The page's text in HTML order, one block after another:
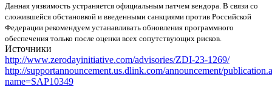
Данная уязвимость устраняется официальным патчем вендора. В связи со
сложившейся обстановкой и введенными санкциями против Российской
Федерации рекомендуем устанавливать обновления программного
обеспечения только после оценки всех сопутствующих рисков.
Источники
http://www.zerodayinitiative.com/advisories/ZDI-23-1269/
http://supportannouncement.us.dlink.com/announcement/
name=SAP10349